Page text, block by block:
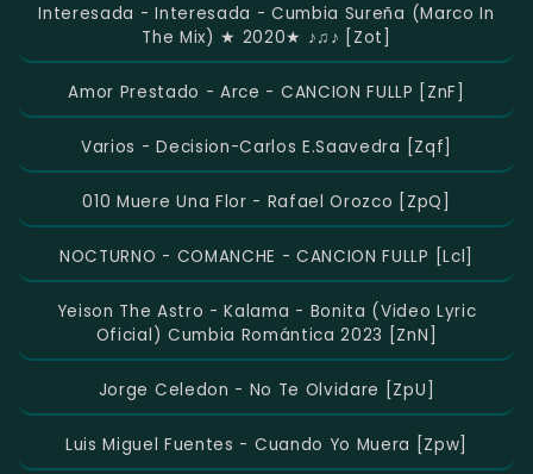
Interesada - Interesada - Cumbia Sureña (Marco In
The Mix) ★ 2020★ ♪♫♪ [zot]
Amor Prestado - Arce - CANCION FULLP [znF]
Varios - Decision-Carlos E.saavedra [zqf]
010 Muere Una Flor - Rafael Orozco [zpQ]
NOCTURNO - COMANCHE - CANCION FULLP [Lcl]
Yeison The Astro - Kalama - Bonita (Video Lyric
Oficial) Cumbia Romántica 2023 [znN]
Jorge Celedon - No Te Olvidare [zpU]
Luis Miguel Fuentes - Cuando Yo Muera [zpw]